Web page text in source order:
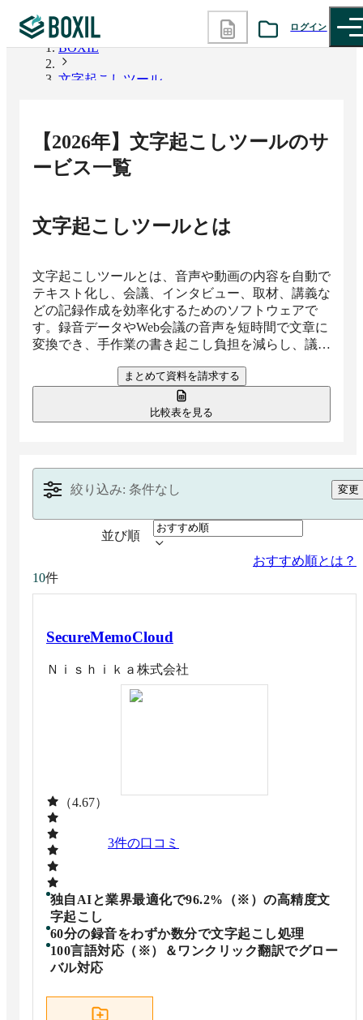
ログイン
カテゴリから探す
記事から探す
BOXIL
文字起こしツール
【2026年】 文字起こしツールのサ
ービス一覧
文字起こしツールとは
文字起こしツールとは、音声や動画の内容を自動で
テキスト化し、会議、インタビュー、取材、講義な
どの記録作成を効率化するためのソフトウェアで
す。録音データやWeb会議の音声を短時間で文章に
変換でき、手作業の書き起こし負担を減らし、議事
まとめて資料を請求する
比較表を見る
絞り込み: 条件なし 変更
10件
おすすめ順とは？
並び順
SecureMemoCloud
Ｎｉｓｈｉｋａ株式会社
（4.67）
3件の口コミ
独自AIと業界最適化で96.2%（※）の高精度文
字起こし
60分の録音をわずか数分で文字起こし処理
100言語対応（※）＆ワンクリック翻訳でグロー
バル対応